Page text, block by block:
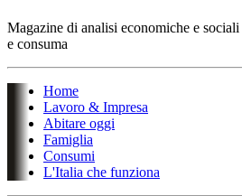
Magazine di analisi economiche e
e consuma
Home
Lavoro & Impresa
Abitare oggi
Famiglia
Consumi
L'Italia che funziona